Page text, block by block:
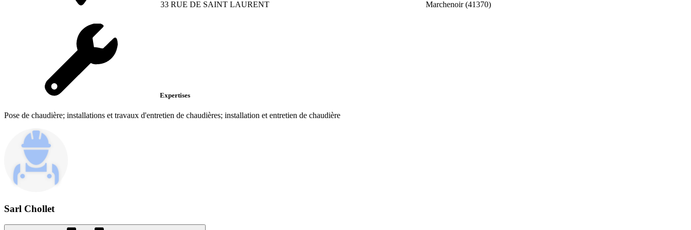
33 RUE DE SAINT LAURENT Marchenoir (41370)
Expertises
Pose de chaudière; installations et travaux d'entretien de chaudières; installation et entretien de chaudière
Sarl Chollet